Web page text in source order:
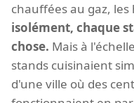
chauffées au gaz,
isolément, chaque
chose. Mais à
stands cuisinaient
d'une ville où des